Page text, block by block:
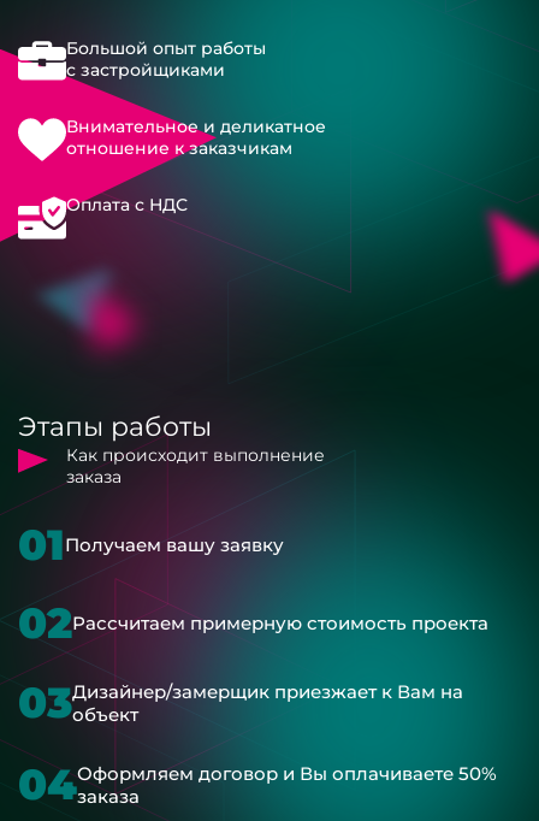
Большой опыт работы
с застройщиками
Внимательное и деликатное
отношение к заказчикам
Оплата с НДС
Этапы работы
Как происходит выполнение
заказа
01Получаем вашу заявку
02Рассчитаем примерную стоимость проекта
03Дизайнер/замерщик приезжает к Вам на
объект
04Оформляем договор и Вы оплачиваете 50%
заказа